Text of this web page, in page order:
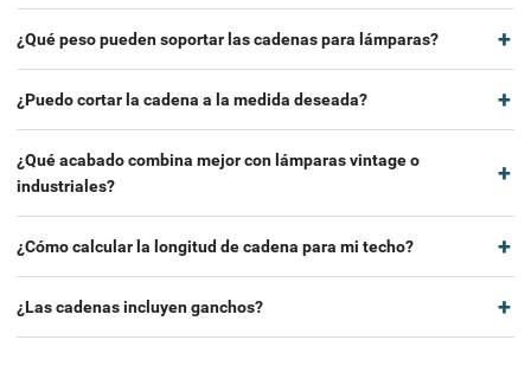
¿Qué peso pueden soportar las cadenas para lámparas?
¿Puedo cortar la cadena a la medida deseada?
¿Qué acabado combina mejor con lámparas vintage o
industriales?
¿Cómo calcular la longitud de cadena para mi techo?
¿Las cadenas incluyen ganchos?